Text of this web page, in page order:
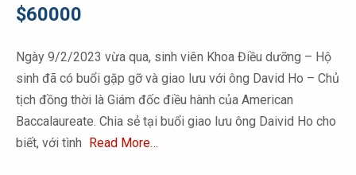
$60000
Ngày 9/2/2023 vừa qua, sinh viên Khoa Điều dưỡng – Hộ
sinh đã có buổi gặp gỡ và giao lưu với ông David Ho – Chủ
tịch đồng thời là Giám đốc điều hành của American
Baccalaureate. Chia sẻ tại buổi giao lưu ông Daivid Ho cho
biết, với tình Read More…